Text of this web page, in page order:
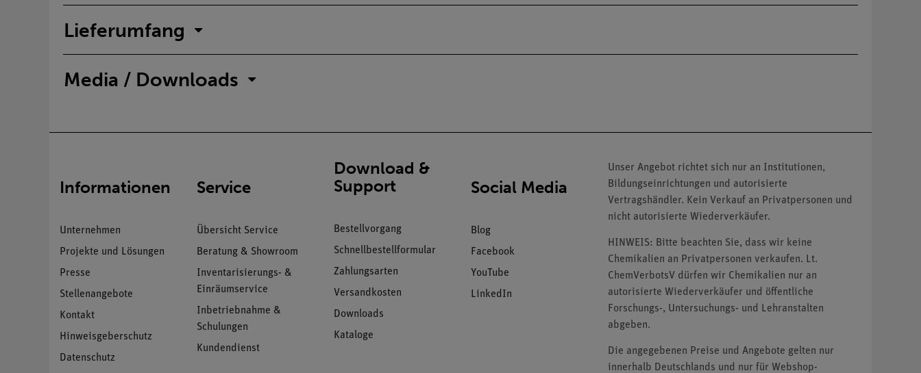
Lieferumfang
Media / Downloads
Informationen
Unternehmen
Projekte und Lösungen
Presse
Stellenangebote
Kontakt
Hinweisgeberschutz
Datenschutz
Service
Übersicht Service
Beratung & Showroom
Inventarisierungs- &
Einräumservice
Inbetriebnahme &
Schulungen
Kundendienst
Download &
Support
Bestellvorgang
Schnellbestellformular
Zahlungsarten
Versandkosten
Downloads
Kataloge
Social Media
Blog
Facebook
YouTube
LinkedIn
Unser Angebot richtet sich nur an Institutionen,
Bildungseinrichtungen und autorisierte
Vertragshändler. Kein Verkauf an Privatpersonen und
nicht autorisierte Wiederverkäufer.
HINWEIS: Bitte beachten Sie, dass wir keine
Chemikalien an Privatpersonen verkaufen. Lt.
ChemVerbotsV dürfen wir Chemikalien nur an
autorisierte Wiederverkäufer und öffentliche
Forschungs-, Untersuchungs- und Lehranstalten
abgeben.
Die angegebenen Preise und Angebote gelten nur
innerhalb Deutschlands und nur für Webshop-